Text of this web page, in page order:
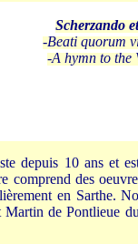
Scherzando
-Beati quorum
-A hymn to the
depuis 10 ans et
comprend des
en Sarthe.
de Pontlieue